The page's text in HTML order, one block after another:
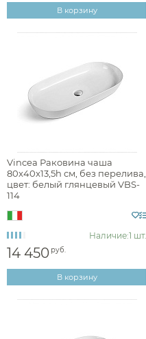
В корзину
Vincea Раковина чаша
80x40x13,5h см, без перелива,
цвет: белый глянцевый VBS-
114
Наличие:1 шт.
14 450 руб.
В корзину